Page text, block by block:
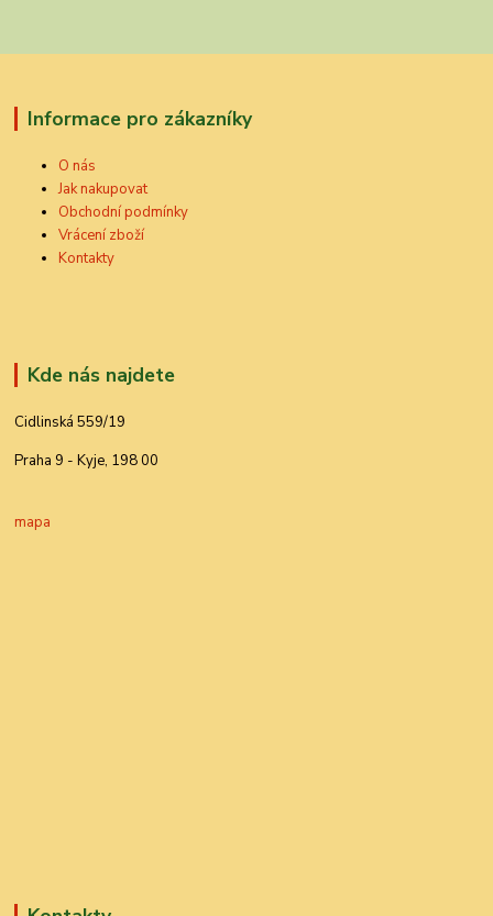
Informace pro zákazníky
O nás
Jak nakupovat
Obchodní podmínky
Vrácení zboží
Kontakty
Kde nás najdete
Cidlinská 559/19
Praha 9 - Kyje, 198 00
mapa